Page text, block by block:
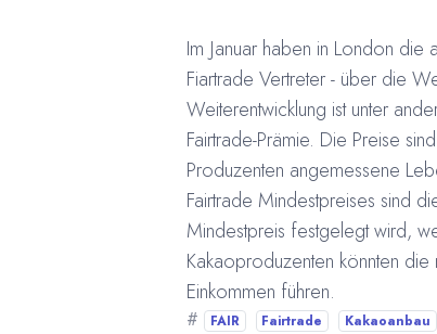
Im Januar haben in London die
Fiartrade Vertreter - über die
Weiterentwicklung ist unter
Fairtrade-Prämie. Die Preise
Produzenten angemessene
Fairtrade Mindestpreises sind
Mindestpreis festgelegt wird,
Kakaoproduzenten könnten
Einkommen führen.
# FAIR Fairtrade Kakaoanbau